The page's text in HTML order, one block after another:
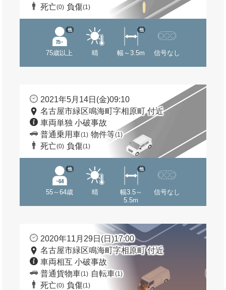
死亡(0) 負傷(1)
75歳以上
他
晴 幅～3.5m
他
信号なし
2021年5月14日(金)09:10
名古屋市緑区鳴海町字相原町 付近
車両単独 小破事故
普通乗用車(1) 物件等(1)
死亡(0) 負傷(1)
55～64歳
他
晴
幅3.5～
5.5m
他
信号なし
2020年11月29日(日)17:00
名古屋市緑区鳴海町字相原町 付近
車両相互 小破事故
普通貨物車(1) 自転車(1)
死亡(0) 負傷(1)